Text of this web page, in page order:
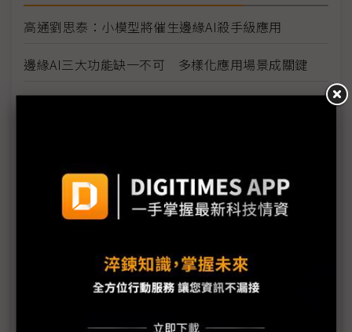
高通劉思泰：小模型將催生邊緣AI殺手級應用
邊緣AI三大功能缺一不可 多樣化應用場景成關鍵
NVIDIA積極往邊緣突破 AI晶片競合走向複雜化
邊緣AI商機爆發 宜鼎2025年盼重返百億元營收
庫存去化落幕 IPC業者看好邊緣帶動2Q商機
LLM普及帶動邊緣市場發酵 IPC業者喜迎商機